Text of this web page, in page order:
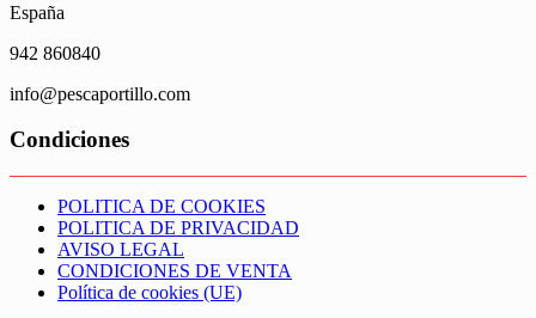
España
942 860840
info@pescaportillo.com
Condiciones
POLITICA DE COOKIES
POLITICA DE PRIVACIDAD
AVISO LEGAL
CONDICIONES DE VENTA
Política de cookies (UE)